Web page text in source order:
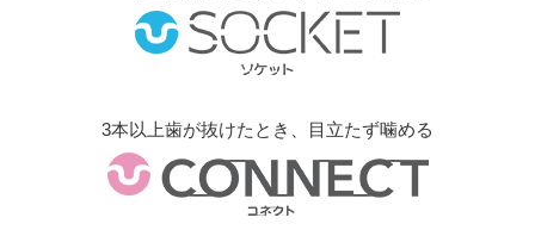
3本以上歯が抜けたとき、目立たず噛める